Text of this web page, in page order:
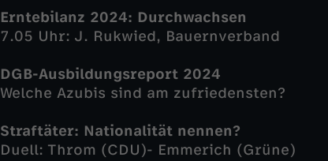
Erntebilanz 2024: Durchwachsen
7.05 Uhr: J. Rukwied, Bauernverband
DGB-Ausbildungsreport 2024
Welche Azubis sind am zufriedensten?
Straftäter: Nationalität nennen?
Duell: Throm (CDU)- Emmerich (Grüne)